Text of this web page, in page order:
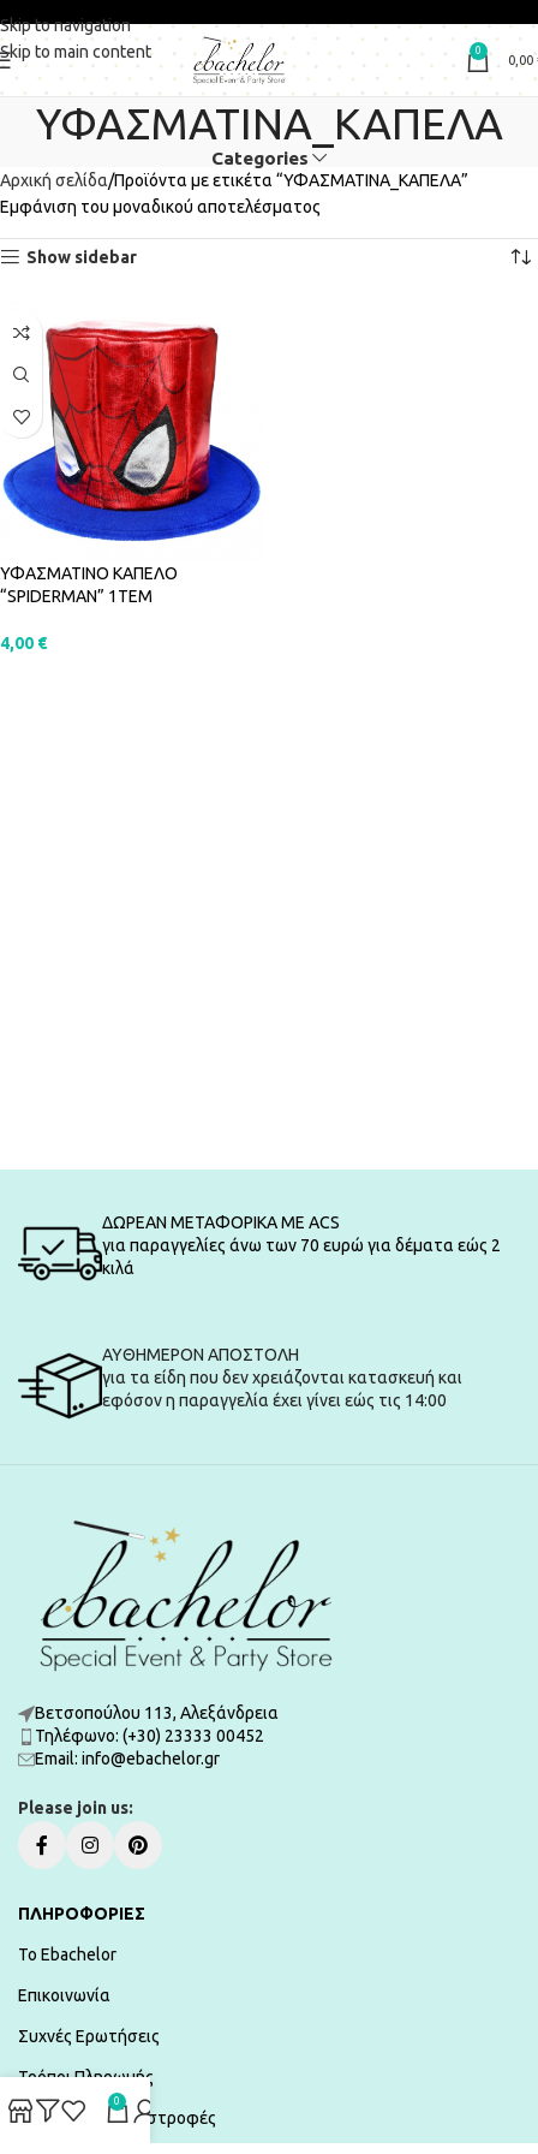
Skip to navigation
Skip to main content
0
0,00
ΥΦΑΣΜΑΤΙΝΑ_ΚΑΠΕΛΑ
Categories
Αρχική σελίδα Προϊόντα με ετικέτα “ΥΦΑΣΜΑΤΙΝΑ_ΚΑΠΕΛΑ”
Εμφάνιση του μοναδικού αποτελέσματος
Show sidebar
ΥΦΑΣΜΑΤΙΝΟ ΚΑΠΕΛΟ
“SPIDERMAN” 1ΤΕΜ
4,00 €
ΔΩΡΕΑΝ ΜΕΤΑΦΟΡΙΚΑ ΜΕ ACS
για παραγγελίες άνω των 70 ευρώ για δέματα εώς 2
κιλά
ΑΥΘΗΜΕΡΟΝ ΑΠΟΣΤΟΛΗ
για τα είδη που δεν χρειάζονται κατασκευή και
εφόσον η παραγγελία έχει γίνει εώς τις 14:00
Βετσοπούλου 113, Αλεξάνδρεια
Τηλέφωνο: (+30) 23333 00452
Εmail: info@ebachelor.gr
Please join us:
ΠΛΗΡΟΦΟΡΙΕΣ
To Ebachelor
Επικοινωνία
Συχνές Ερωτήσεις
Τρόποι Πληρωμής
Αποστολές & Επιστροφές
0